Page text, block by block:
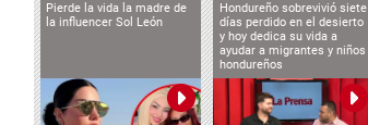
Pierde la vida la madre de
la influencer Sol León
Hondureño sobrevivió siete
días perdido en el desierto
y hoy dedica su vida a
ayudar a migrantes y niños
hondureños